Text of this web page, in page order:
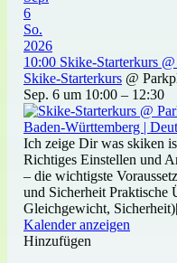
6
So.
2026
10:00 Skike-Starterkurs
Skike-Starterkurs @
Sep. 6 um 10:00 – 12:30
Ich zeige Dir was skiken
Richtiges Einstellen und
– die wichtigste
und Sicherheit Praktische
Gleichgewicht,
Kalender anzeigen
Hinzufügen